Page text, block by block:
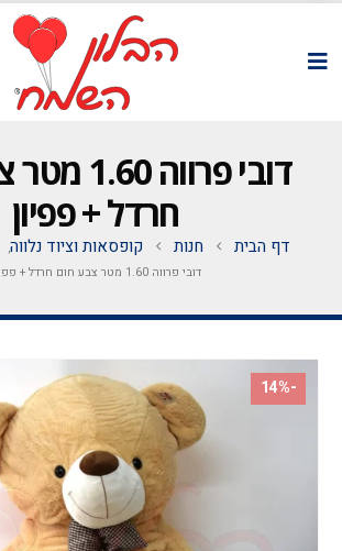
דובי
חרדל + פפיון
דף הבית חנות קופסאות וציוד נלווה,
דובי פרווה 1.60 מטר צבע חום חרדל + פפיון
-14%